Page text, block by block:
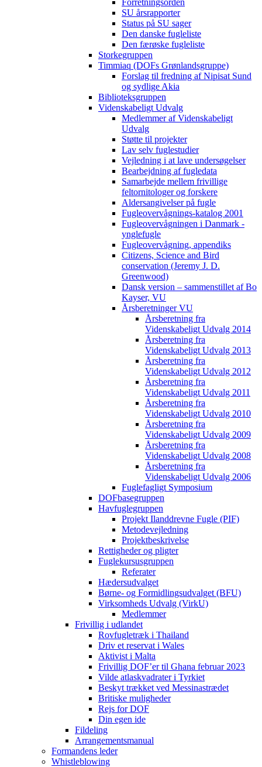
Forretningsorden
SU årsrapporter
Status på SU sager
Den danske fugleliste
Den færøske fugleliste
Storkegruppen
Timmiaq (DOFs Grønlandsgruppe)
Forslag til fredning af Nipisat Sund
og sydlige Akia
Biblioteksgruppen
Videnskabeligt Udvalg
Medlemmer af Videnskabeligt
Udvalg
Støtte til projekter
Lav selv fuglestudier
Vejledning i at lave undersøgelser
Bearbejdning af fugledata
Samarbejde mellem frivillige
feltornitologer og forskere
Aldersangivelser på fugle
Fugleovervågnings-katalog 2001
Fugleovervågningen i Danmark -
ynglefugle
Fugleovervågning, appendiks
Citizens, Science and Bird
conservation (Jeremy J. D.
Greenwood)
Dansk version – sammenstillet af Bo
Kayser, VU
Årsberetninger VU
Årsberetning fra
Videnskabeligt Udvalg 2014
Årsberetning fra
Videnskabeligt Udvalg 2013
Årsberetning fra
Videnskabeligt Udvalg 2012
Årsberetning fra
Videnskabeligt Udvalg 2011
Årsberetning fra
Videnskabeligt Udvalg 2010
Årsberetning fra
Videnskabeligt Udvalg 2009
Årsberetning fra
Videnskabeligt Udvalg 2008
Årsberetning fra
Videnskabeligt Udvalg 2006
Fuglefagligt Symposium
DOFbasegruppen
Havfuglegruppen
Projekt Ilanddrevne Fugle (PIF)
Metodevejledning
Projektbeskrivelse
Rettigheder og pligter
Fuglekursusgruppen
Referater
Hædersudvalget
Børne- og Formidlingsudvalget (BFU)
Virksomheds Udvalg (VirkU)
Medlemmer
Frivillig i udlandet
Rovfugletræk i Thailand
Driv et reservat i Wales
Aktivist i Malta
Frivillig DOF’er til Ghana februar 2023
Vilde atlaskvadrater i Tyrkiet
Beskyt trækket ved Messinastrædet
Britiske muligheder
Rejs for DOF
Din egen ide
Fildeling
Arrangementsmanual
Formandens leder
Whistleblowing